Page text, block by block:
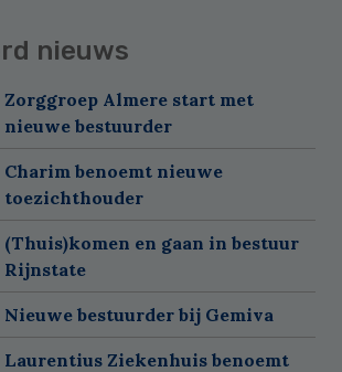
nieuws
Zorggroep Almere start met
nieuwe bestuurder
Charim benoemt nieuwe
toezichthouder
(Thuis)komen en gaan in bestuur
Rijnstate
Nieuwe bestuurder bij Gemiva
Laurentius Ziekenhuis benoemt